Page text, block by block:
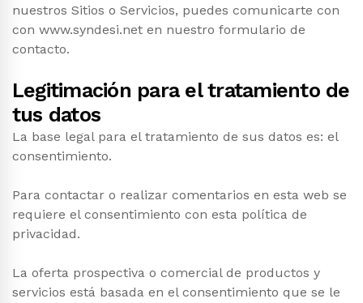
nuestros Sitios o Servicios, puedes comunicarte con
con www.syndesi.net en nuestro formulario de
contacto.
Legitimación para el tratamiento de
tus datos
La base legal para el tratamiento de sus datos es: el
consentimiento.
Para contactar o realizar comentarios en esta web se
requiere el consentimiento con esta política de
privacidad.
La oferta prospectiva o comercial de productos y
servicios está basada en el consentimiento que se le